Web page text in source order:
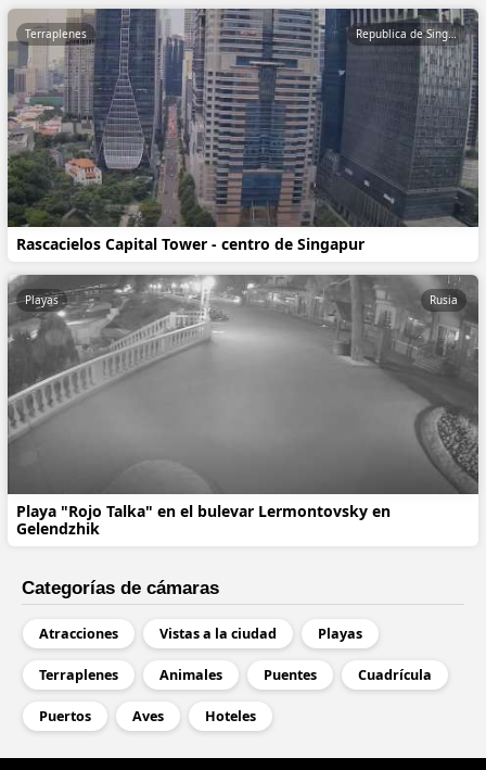
Rascacielos Capital Tower - centro de Singapur
Terraplenes Republica de Singapur
Playa "Rojo Talka" en el bulevar Lermontovsky en
Gelendzhik
Playas Rusia
Categorías de cámaras
Atracciones Vistas a la ciudad Playas
Terraplenes Animales Puentes Cuadrícula
Puertos Aves Hoteles